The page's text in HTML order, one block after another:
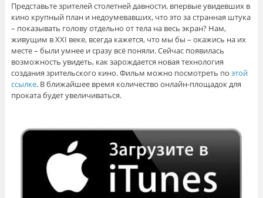
Представьте зрителей столетней давности, впервые увидевших в
кино крупный план и недоумевавших, что это за странная штука
– показывать голову отдельно от тела на весь экран? Нам,
живущим в XXI веке, всегда кажется, что мы бы – окажись на их
месте – были умнее и сразу всё поняли. Сейчас появилась
возможность увидеть, как зарождается новая технология
создания зрительского кино. Фильм можно посмотреть по этой
ссылке. В ближайшее время количество онлайн-площадок для
проката будет увеличиваться.